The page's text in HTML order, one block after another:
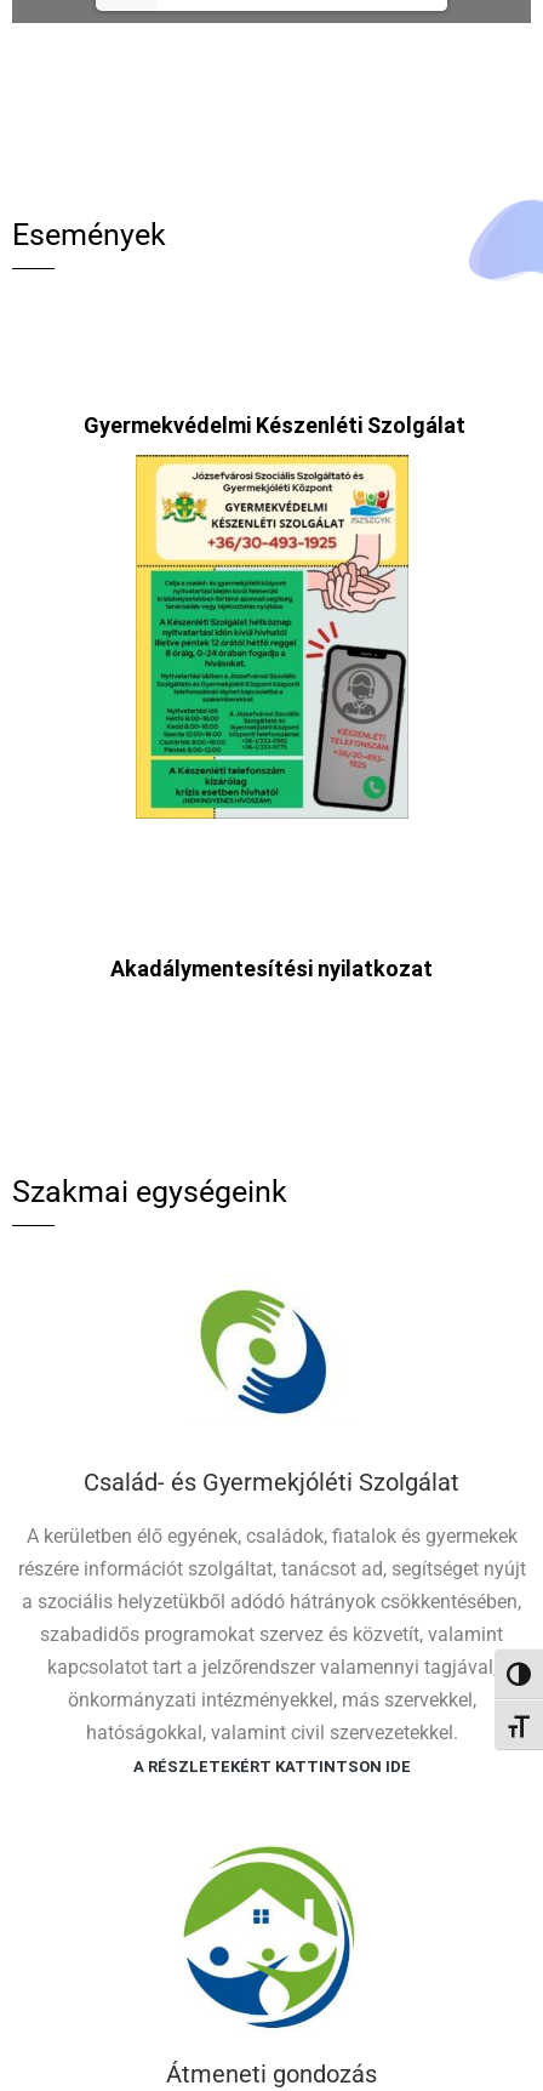
Események
Gyermekvédelmi Készenléti Szolgálat
Akadálymentesítési nyilatkozat
Szakmai egységeink
Család- és Gyermekjóléti Szolgálat
A kerületben élő egyének, családok, fiatalok és gyermekek
részére információt szolgáltat, tanácsot ad, segítséget nyújt
a szociális helyzetükből adódó hátrányok csökkentésében,
szabadidős programokat szervez és közvetít, valamint
kapcsolatot tart a jelzőrendszer valamennyi tagjával,
önkormányzati intézményekkel, más szervekkel,
hatóságokkal, valamint civil szervezetekkel.
A RÉSZLETEKÉRT KATTINTSON IDE
Átmeneti gondozás